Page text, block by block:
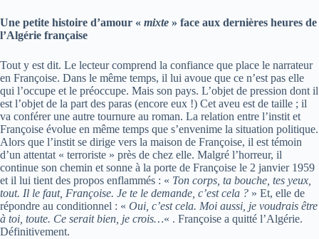
Une petite histoire d’amour « mixte » face aux dernières heures de
l’Algérie française
Tout y est dit. Le lecteur comprend la confiance que place le narrateur
en Françoise. Dans le même temps, il lui avoue que ce n’est pas elle
qui l’occupe et le préoccupe. Mais son pays. L’objet de pression dont il
est l’objet de la part des paras (encore eux !) Cet aveu est de taille ; il
va conférer une autre tournure au roman. La relation entre l’instit et
Françoise évolue en même temps que s’envenime la situation politique.
Alors que l’instit se dirige vers la maison de Françoise, il est témoin
d’un attentat « terroriste » près de chez elle. Malgré l’horreur, il
continue son chemin et sonne à la porte de Françoise le 2 janvier 1959
et il lui tient des propos enflammés : « Ton corps, ta bouche, tes yeux,
tout. Il le faut, Françoise. Je te le demande, c’est cela ? » Et, elle de
répondre au conditionnel : « Oui, c’est cela. Moi aussi, je voudrais être
à toi, toute. Ce serait bien, je crois…« . Françoise a quitté l’Algérie.
Définitivement.